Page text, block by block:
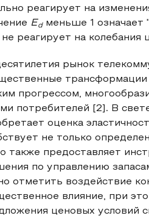
реагирует на
E dменьше 1 означает
реагирует на колебания
рынок
прогрессом,
потребителей [2]. В
оценка
не только
также предоставляет
по управлению
отметить воздействие
влияние, при
ценовых условий